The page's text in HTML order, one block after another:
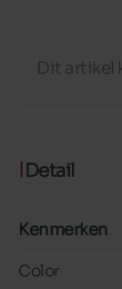
Dit artikel
Detail
Kenmerken
Color